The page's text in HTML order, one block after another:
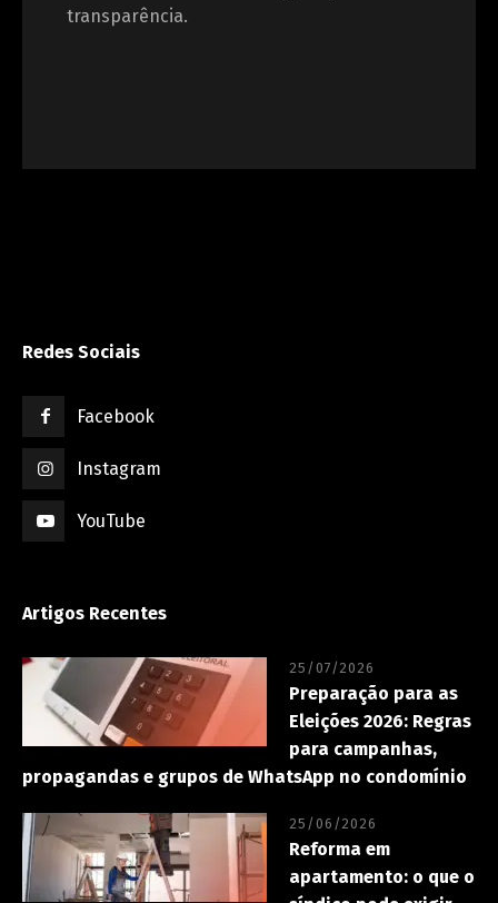
transparência.
Redes Sociais
Facebook
Instagram
YouTube
Artigos Recentes
25/07/2026
Preparação para as
Eleições 2026: Regras
para campanhas,
propagandas e grupos de WhatsApp no condomínio
25/06/2026
Reforma em
apartamento: o que o